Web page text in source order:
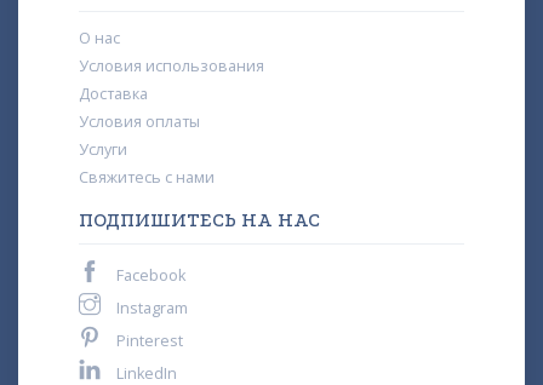
О нас
Условия использования
Доставка
Условия оплаты
Услуги
Свяжитесь с нами
ПОДПИШИТЕСЬ НА НАС
Facebook
Instagram
Pinterest
LinkedIn